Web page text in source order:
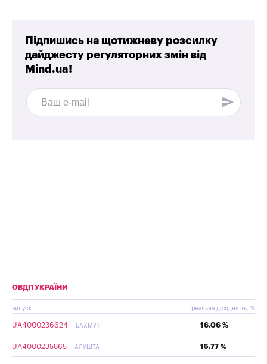
Підпишись на щотижневу розсилку
дайджесту регуляторних змін від
Mind.ua!
ОВДП УКРАЇНИ
випуск реальна дохідність, %
UA4000236624 БАХМУТ 16.06 %
UA4000235865 АЛУШТА 15.77 %